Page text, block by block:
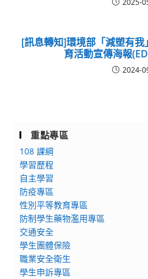
2025-
[訊息轉知]環境部「減塑有
育活動宣傳海報
2024-
重點專區
108 課綱
學習歷程
自主學習
防疫專區
性別平等教育專區
防制學生藥物濫用專區
交通安全
學生團體保險
職業安全衛生
學生申訴專區